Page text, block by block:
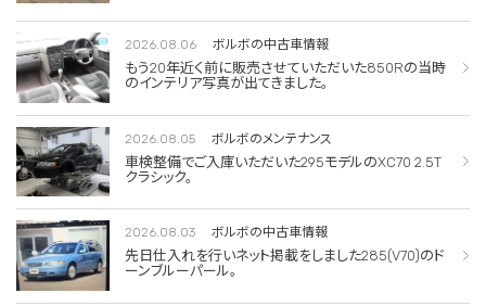
2026.08.06 ボルボの中古車情報
もう20年近く前に販売させていただいた850Rの当時
のインテリア写真が出てきました。
2026.08.05 ボルボのメンテナンス
車検整備でご入庫いただいた295モデルのXC70 2.5T
クラシック。
2026.08.03 ボルボの中古車情報
先日仕入れを行いネット掲載をしました285(V70)のド
ーンブルーパール。